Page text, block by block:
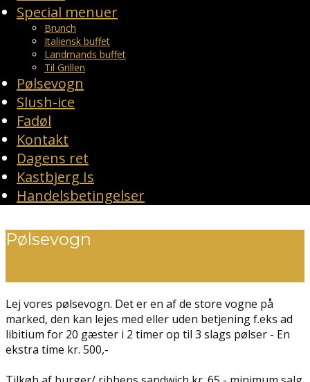
Special menuer
Brunch
Italiensk buffet
Landmands buffet
Til Grillen
Pølsevogn
Slush-ice
Fadøl
Kontakt
Dagens ret
Kastbjerg Is
Handelsbetingelser
Pølsevogn
Lej vores pølsevogn. Det er en af de store vogne på
marked, den kan lejes med eller uden betjening f.eks ad
libitium for 20 gæster i 2 timer op til 3 slags pølser - En
ekstra time kr. 500,-